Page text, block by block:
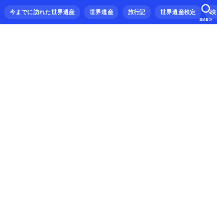
今までに訪れた世界遺産 世界遺産 旅行記 世界遺産検定
SEARCH